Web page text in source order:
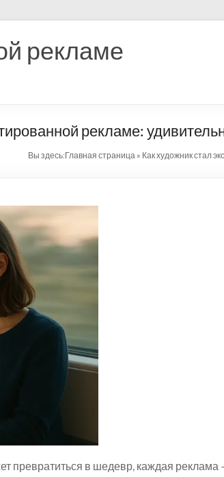
рекламе
рекламе:
Вы здесь:Главная страница » Как художник стал
превратиться в шедевр, каждая реклама